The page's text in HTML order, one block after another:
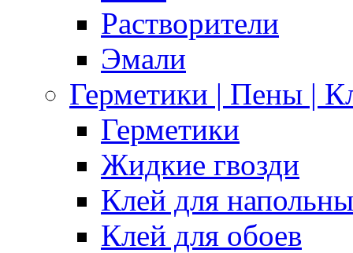
Растворители
Эмали
Герметики | Пены |
Герметики
Жидкие гвозди
Клей для
Клей для обоев